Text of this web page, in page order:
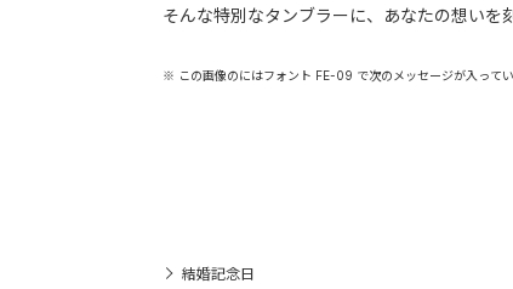
そんな特別なタンブラーに、あなたの想い
※ この画像のにはフォント FE-09 で次のメッセージが入ってい
結婚記念日